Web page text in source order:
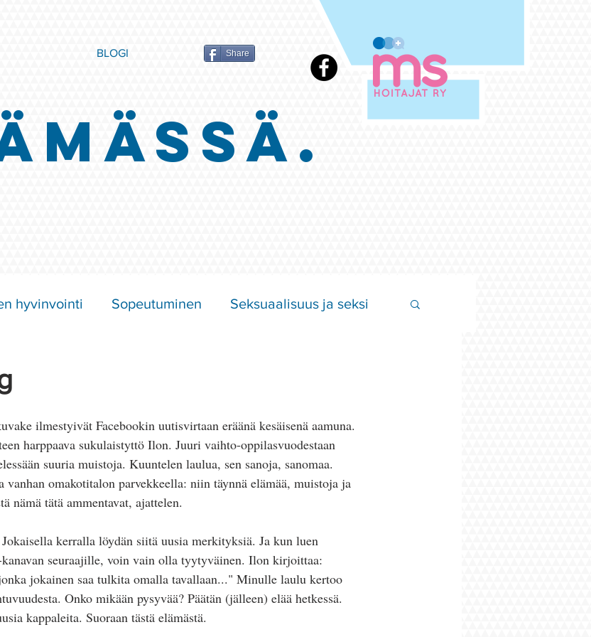
BLOGI Share
hyvinvointi Sopeutuminen Seksuaalisuus ja seksi
ilmestyivät Facebookin uutisvirtaan eräänä kesäisenä aamuna.
harppaava sukulaistyttö Ilon. Juuri vaihto-oppilasvuodestaan
suuria muistoja. Kuuntelen laulua, sen sanoja, sanomaa.
vanhan omakotitalon parvekkeella: niin täynnä elämää, muistoja ja
nämä tätä ammentavat, ajattelen.
kerralla löydän siitä uusia merkityksiä. Ja kun luen
seuraajille, voin vain olla tyytyväinen. Ilon kirjoittaa:
jokainen saa tulkita omalla tavallaan..." Minulle laulu kertoo
Onko mikään pysyvää? Päätän (jälleen) elää hetkessä.
kappaleita. Suoraan tästä elämästä.